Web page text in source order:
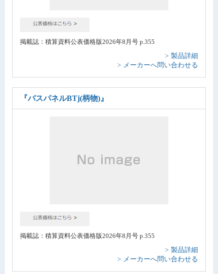
掲載誌：積算資料公表価格版2026年8月号 p.355
> 製品詳細
> メーカーへ問い合わせる
『バスパネルBTj(柄物)』
掲載誌：積算資料公表価格版2026年8月号 p.355
> 製品詳細
> メーカーへ問い合わせる